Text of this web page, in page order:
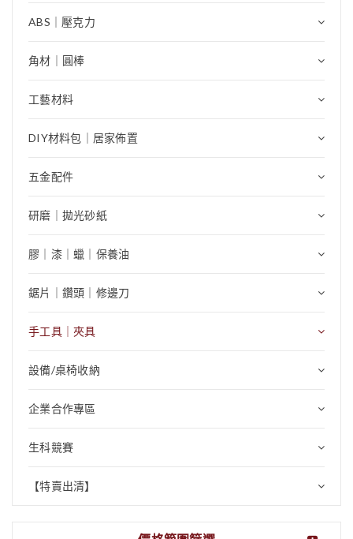
ABS｜壓克力
角材｜圓棒
工藝材料
DIY材料包｜居家佈置
五金配件
研磨｜拋光砂紙
膠｜漆｜蠟｜保養油
鋸片｜鑽頭｜修邊刀
手工具｜夾具
設備/桌椅收納
企業合作專區
生科競賽
【特賣出清】